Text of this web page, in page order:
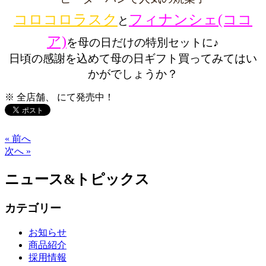
コロコロラスク と フィナンシェ(ココ
ア)を母の日だけの特別セットに♪
日頃の感謝を込めて母の日ギフト買ってみてはい
かがでしょうか？
※ 全店舗、 にて発売中！
« 前へ
次へ »
ニュース&トピックス
カテゴリー
お知らせ
商品紹介
採用情報